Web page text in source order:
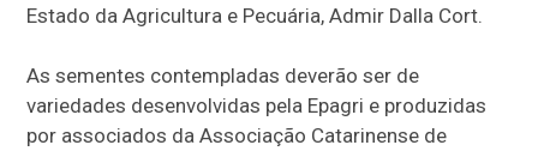
Estado da Agricultura e Pecuária, Admir Dalla Cort.
As sementes contempladas deverão ser de
variedades desenvolvidas pela Epagri e produzidas
por associados da Associação Catarinense de